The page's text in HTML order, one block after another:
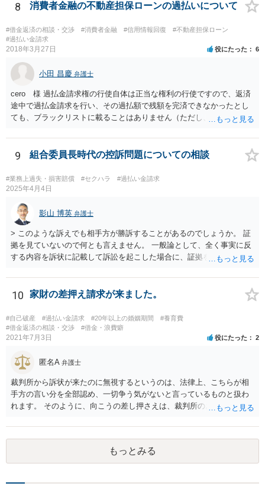
8 消費者金融の不動産担保ローンの過払いについて
#借金返済の相談・交渉 #消費者金融 #信用情報回復
#不動産担保ローン
#過払い金請求
2018年3月27日 役にたった 6
小田 昌慶 弁護士
cero 様 過払金請求権の行使自体は正当な権利の行使ですので、返済
途中で過払金請求を行い、その過払額で残額を完済できなかったとし
ても、ブラックリストに載ることはありません（ただし、過払額で完
合は別問題です。）。 また、不動産担保ローンだからといって、過払
金請求ができないというものでもありません。 一般的に、不動産担保
少額である）ということが多いだけであり、利息制限法の限度を超え
ている場合には過払金の請求は可能です。 元本が１００万円以上の場
万円、年利１６％であれば、過払金が発生している可能性はありま
す。 また、不動産担保ローンで問題となるのは、カードローン取引か
ら不動産担保ローンに切り替えている場合であり、この場合にカード
ローン取引と不動産担保ローンを一連の取引として計算できるかとい
う問題があります。 これについて、一連性が否定された裁判例もいく
ローンという理由で過払金請求ができないということはありません。
本、返済計画及び返済経過等の具体的な資料を用意して、一度弁護士
に相談するのがよいと考えます。
9 組合委員長時代の控訴問題についての相談
#業務上過失・損害賠償 #セクハラ #過払い金請求
2025年4月4日
影山 博英 弁護士
> このような訴えでも相手方が勝訴することがあるのでしょうか。 証
拠を見ていないので何とも言えません。 一般論として、全く事実に反
する内容を訴状に記載して訴訟を起こした場合に、証拠を巧妙に作出
ロではありませんが、嘘はどこかで客観的事実との矛盾等を生じて嘘
と露呈することが多いでしょう。裁判で虚偽の事実が主張された場
れています。頑張って虚偽を曝いてください。 > 私は和解金を支払わ
なければいけないのでしょうか。 和解するかどうかは当事者の自由で
す。 > この副委員長の流した噂がきっかけで会社を辞めることにな
いでしょうか 副委員長の不法行為につき組合が使用者責任（民法715
することは、手続きとしては可能です。 もっとも、副委員長が噂を流
した事実の立証がまず難しいかと思いますし、噂を流した行為と退職
との因果関係や、副委員長の行為が組合の事業の執行についての行為
裁判所にねつ造された規約書を提出したのですが、それは何らかの罪
には問われないのでしょうか。 組合が組合名義の書面について架空の
10 家財の差押え請求が来ました。
#自己破産 #過払い金請求 #20年以上の婚姻期間
#養育費
#借金返済の相談・交渉
#借金・浪費癖
2021年7月3日 役にたった 2
匿名A 弁護士
裁判所から訴状が来たのに無視するというのは、法律上、こちらが相
手方の言い分を全部認め、一切争う気がないと言っているものと扱わ
れます。 そのように、向こうの差し押さえは、裁判所のお墨付きを得
ットは一切ありません。 むしろ、あなたに連絡しても無視されたこと
で、裁判をするための時間と費用を使わされたわけで、その観点から
も減額や分割に乗ってくるとは思えません。 そうなると、基本的には
自己破産という方向になってくるかと思います。
もっとみる